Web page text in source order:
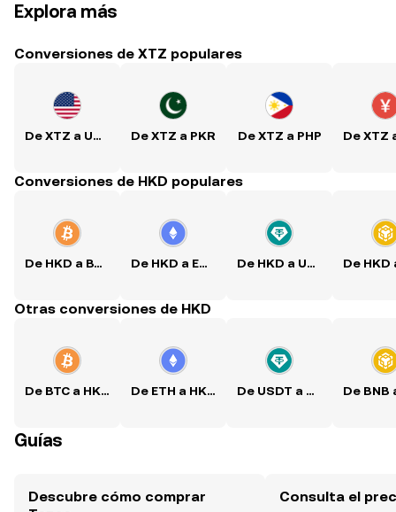
Explora más
Conversiones de XTZ populares
De XTZ a USD De XTZ a PKR De XTZ a PHP
Conversiones de HKD populares
De HKD a BTC De HKD a ETH De HKD a USDT
Otras conversiones de HKD
De BTC a HKD De ETH a HKD De USDT a HKD
Guías
Descubre cómo comprar
Consulta el